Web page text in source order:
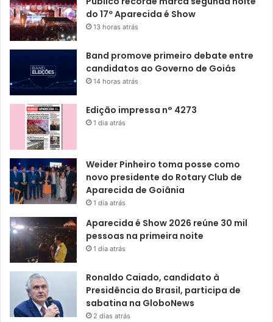
do 17º Aparecida é Show
13 horas atrás
Band promove primeiro debate entre
candidatos ao Governo de Goiás
14 horas atrás
Edição impressa n° 4273
1 dia atrás
Weider Pinheiro toma posse como
novo presidente do Rotary Club de
Aparecida de Goiânia
1 dia atrás
Aparecida é Show 2026 reúne 30 mil
pessoas na primeira noite
1 dia atrás
Ronaldo Caiado, candidato à
Presidência do Brasil, participa de
sabatina na GloboNews
2 dias atrás